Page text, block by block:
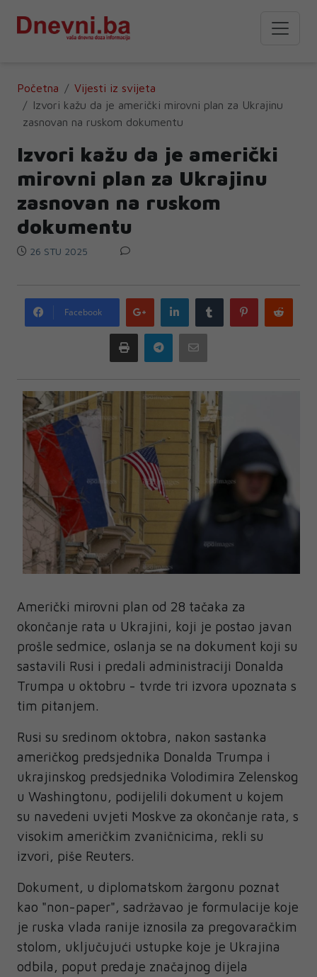
Početna
Vijesti iz svijeta
Izvori kažu da je američki mirovni plan za Ukrajinu
zasnovan na ruskom dokumentu
Izvori kažu da je američki
mirovni plan za Ukrajinu
zasnovan na ruskom
dokumentu
26 STU 2025
Facebook
Google
plus
LinkedIn Tumblr Pinterest
Print Telegram
Američki mirovni plan od 28 tačaka za
okončanje rata u Ukrajini, koji je postao javan
prošle sedmice, oslanja se na dokument koji su
sastavili Rusi i predali administraciji Donalda
Trumpa u oktobru - tvrde tri izvora upoznata s
tim pitanjem.
Rusi su sredinom oktobra, nakon sastanka
američkog predsjednika Donalda Trumpa i
ukrajinskog predsjednika Volodimira Zelenskog
u Washingtonu, podijelili dokument u kojem
su navedeni uvjeti Moskve za okončanje rata, s
visokim američkim zvaničnicima, rekli su
izvori, piše Reuters.
Dokument, u diplomatskom žargonu poznat
kao "non-paper", sadržavao je formulacije koje
je ruska vlada ranije iznosila za pregovaračkim
stolom, uključujući ustupke koje je Ukrajina
odbila, poput predaje značajnog dijela